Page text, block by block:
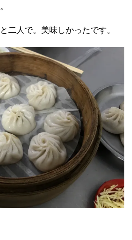
二人で。美味しかったです。